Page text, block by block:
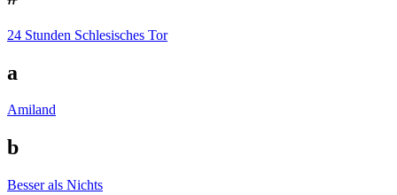
24 Stunden Schlesisches Tor
a
Amiland
b
Besser als Nichts